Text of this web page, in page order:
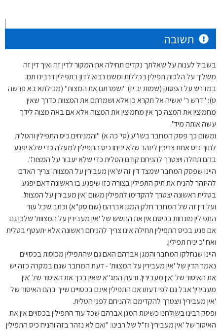
תשובה
בשביל לענות על שאלתך נקדים תחילה את המקור לדין זה ואיך דין זה
משליך על הלכות תפילין בכללות ומשם נבוא לדון בתפילין דרבינו תם:
במדרש על הפסוק (שמות יב יז) "ושמרתם את המצות" (מכילתא בא פרשה
ט): "דרש ר' יאשיה אל תקרא כן אלא ושמרתם את המצוות כדרך שאין
מחמיצין את המצה כך אין מחמיצין את המצוה אלא אם באה מצוה לידך
עשה אותה מיד".
ומשום כך פסק המחבר בשו"ע (סי' כה א) "והמניחים כיס התפילין והטלית
לתוך כיס אחת צריכין ליזהר שלא יניחו כיס התפילין למעלה כדי שלא יפגע
בהם תחלה ויצטרך להניחם קודם הטלית כדי שלא יעבור על המצוה".
היינו שפסק המחבר שמצד דין זה ש'אין מעבירין על המצוות' צריך האדם
להיזהר להניח את תיק התפילין בצורה כזו שיפגע בו ראשונה דאם יפגע
בטלית ראשונה יצטרך להקדימו לתפילין משום 'אין מעבירין על המצות'.
ועל דין זה של המחבר חלק המגן אברהם (שם סק"א) וכתב שכל עוד
התפילין מונחות בכיסם אין את החשש של 'אין מעבירין על המצוות' שלכן גם
אם פגע בכיס התפילין תחילה אינו צריך להניחם ראשונה אלא יתעטף בטלית
ואח"כ יניח תפילין.
היינו שנחלקו המחבר והמגן אברהם האם גם שהתפילין מכוסות בכסויים
נאמר הדין של 'אין מעבירין על המצוות' - דעת המחבר שגם במקרה כזה יש
את האיסור של 'אין מעבירין'. ודעת המג"א שאין בכך את האיסור של 'אין
מעבירין' אבל גם לפי דעתו אם התפילין אינם בכסויים שייך בהם האיסור של
'אין מעבירין' ויצטרך להקדימם ולהניחם לפני הטלית.
ופסק רבינו בשולחנו כשיטת המגן אברהם שכל עוד התפילין בכסויים אין את
האיסור של 'אין מעבירין' וז"ל של רבינו: "ואם לא נזהר בזה והניח כיס התפילין